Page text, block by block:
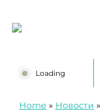
Loading
Home » Новости »